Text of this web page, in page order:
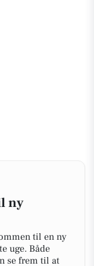
ny
til en ny
uge. Både
se frem til at